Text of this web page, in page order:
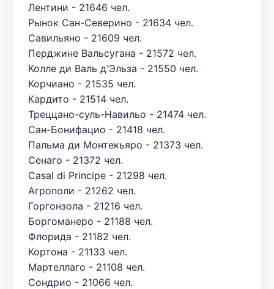
Лентини - 21646 чел.
Рынок Сан-Северино - 21634 чел.
Савильяно - 21609 чел.
Перджине Вальсугана - 21572 чел.
Колле ди Валь д'Эльза - 21550 чел.
Корчиано - 21535 чел.
Кардито - 21514 чел.
Треццано-суль-Навильо - 21474 чел.
Сан-Бонифацио - 21418 чел.
Пальма ди Монтекьяро - 21373 чел.
Сенаго - 21372 чел.
Casal di Principe - 21298 чел.
Агрополи - 21262 чел.
Горгонзола - 21216 чел.
Боргоманеро - 21188 чел.
Флорида - 21182 чел.
Кортона - 21133 чел.
Мартеллаго - 21108 чел.
Сондрио - 21066 чел.